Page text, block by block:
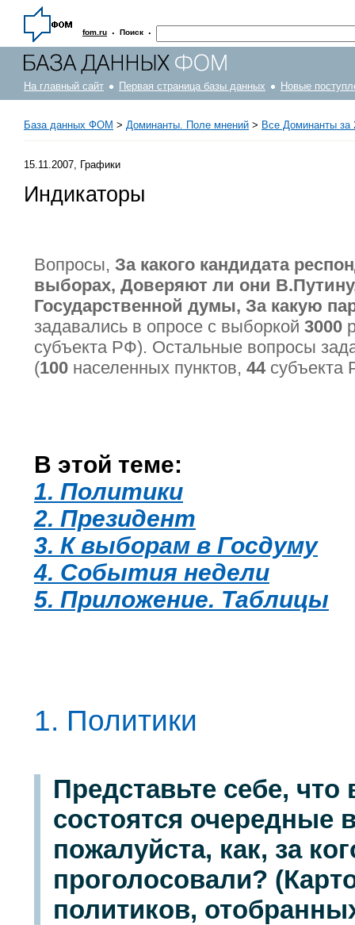
fom.ru · Поиск ·
На главный сайт Первая страница базы данных Новые
База данных ФОМ > Доминанты. Поле мнений > Все Доминанты за
15.11.2007, Графики
Индикаторы
Вопросы, За какого кандидата
выборах, Доверяют ли они
Государственной думы, За какую
задавались в опросе с выборкой 3000
субъекта РФ). Остальные вопросы
(100 населенных пунктов, 44 субъекта
В этой теме:
1. Политики
2. Президент
3. К выборам в Госдуму
4. События недели
5. Приложение. Таблицы
1. Политики
Представьте себе,
состоятся очередные
пожалуйста, как, за
проголосовали?
политиков,